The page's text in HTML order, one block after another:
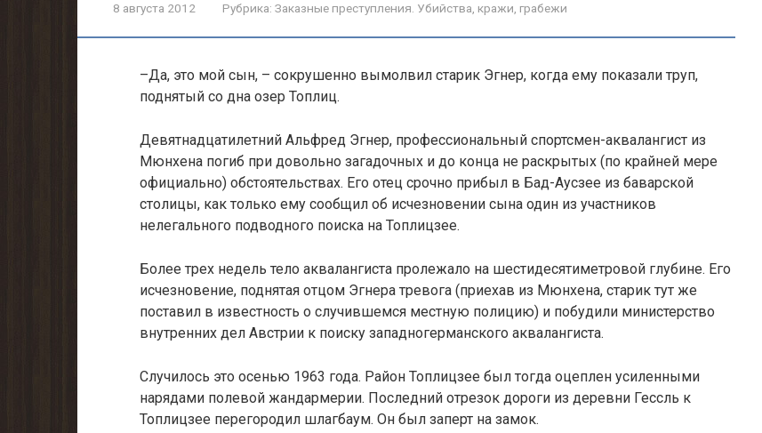
8 августа 2012 Рубрика: Заказные преступления. Убийства, кражи, грабежи
–Да, это мой сын, – сокрушенно вымолвил старик Эгнер, когда ему показали труп,
поднятый со дна озер Топлиц.
Девятнадцатилетний Альфред Эгнер, профессиональный спортсмен-аквалангист из
Мюнхена погиб при довольно загадочных и до конца не раскрытых (по крайней мере
официально) обстоятельствах. Его отец срочно прибыл в Бад-Аусзее из баварской
столицы, как только ему сообщил об исчезновении сына один из участников
нелегального подводного поиска на Топлицзее.
Более трех недель тело аквалангиста пролежало на шестидесятиметровой глубине. Его
исчезновение, поднятая отцом Эгнера тревога (приехав из Мюнхена, старик тут же
поставил в известность о случившемся местную полицию) и побудили министерство
внутренних дел Австрии к поиску западногерманского аквалангиста.
Случилось это осенью 1963 года. Район Топлицзее был тогда оцеплен усиленными
нарядами полевой жандармерии. Последний отрезок дороги из деревни Гессль к
Топлицзее перегородил шлагбаум. Он был заперт на замок.